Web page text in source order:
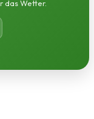
das Wetter.